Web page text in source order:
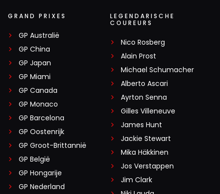
GRAND PRIXES
GP Australië
GP China
GP Japan
GP Miami
GP Canada
GP Monaco
GP Barcelona
GP Oostenrijk
GP Groot-Brittannië
GP België
GP Hongarije
GP Nederland
LEGENDARISCHE
COUREURS
Nico Rosberg
Alain Prost
Michael Schumacher
Alberto Ascari
Ayrton Senna
Gilles Villeneuve
James Hunt
Jackie Stewart
Mika Häkkinen
Jos Verstappen
Jim Clark